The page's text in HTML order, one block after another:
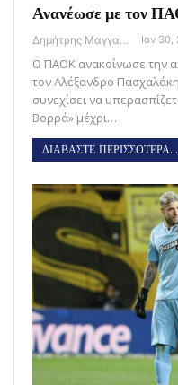
Ανανέωσε με τον
Δημήτρης Μαγγανάρης Ιαν 30,
O ΠΑΟΚ ανακοίνωσε την
τον Αλέξανδρο
συνεχίσει να
Βορρά» μέχρι…
ΔΙΑΒΑΣΤΕ ΠΕΡΙΣΣΟΤΕΡΑ...